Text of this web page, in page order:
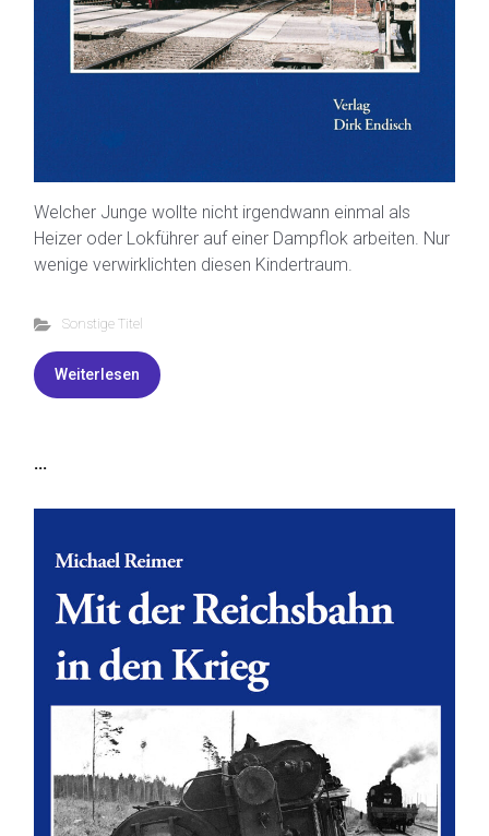
Welcher Junge wollte nicht irgendwann einmal als
Heizer oder Lokführer auf einer Dampflok arbeiten. Nur
wenige verwirklichten diesen Kindertraum.
Sonstige Titel
Weiterlesen
...